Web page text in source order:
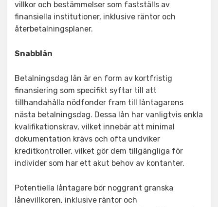
villkor och bestämmelser som fastställs av
finansiella institutioner, inklusive räntor och
återbetalningsplaner.
Snabblån
Betalningsdag lån är en form av kortfristig
finansiering som specifikt syftar till att
tillhandahålla nödfonder fram till låntagarens
nästa betalningsdag. Dessa lån har vanligtvis enkla
kvalifikationskrav, vilket innebär att minimal
dokumentation krävs och ofta undviker
kreditkontroller, vilket gör dem tillgängliga för
individer som har ett akut behov av kontanter.
Potentiella låntagare bör noggrant granska
lånevillkoren, inklusive räntor och